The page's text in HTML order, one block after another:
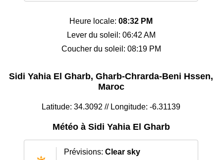
Heure locale: 08:32 PM
Lever du soleil: 06:42 AM
Coucher du soleil: 08:19 PM
Sidi Yahia El Gharb, Gharb-Chrarda-Beni Hssen,
Maroc
Latitude: 34.3092 // Longitude: -6.31139
Météo à Sidi Yahia El Gharb
Prévisions: Clear sky